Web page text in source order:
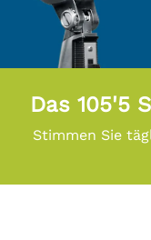
Das 105'5
Stimmen Sie